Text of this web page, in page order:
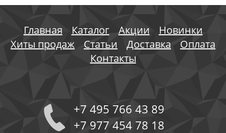
Главная Каталог Акции
Новинки
Хиты продаж
Статьи Доставка
Оплата
Контакты
+7 495 766 43 89
+7 977 454 78 18